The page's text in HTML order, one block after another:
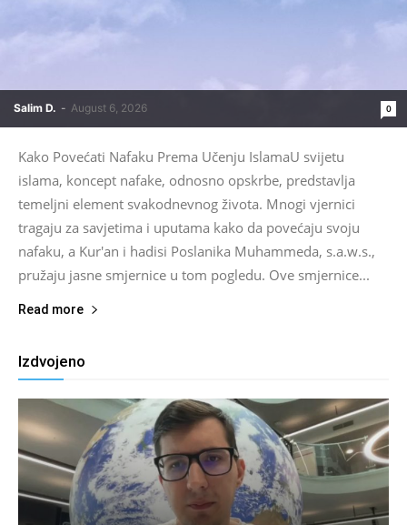
Salim D. - August 6, 2026 0
Kako Povećati Nafaku Prema Učenju IslamaU svijetu
islama, koncept nafake, odnosno opskrbe, predstavlja
temeljni element svakodnevnog života. Mnogi vjernici
tragaju za savjetima i uputama kako da povećaju svoju
nafaku, a Kur'an i hadisi Poslanika Muhammeda, s.a.w.s.,
pružaju jasne smjernice u tom pogledu. Ove smjernice...
Read more
Izdvojeno